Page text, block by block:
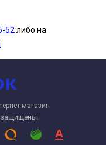
52 либо на
магазин
защищены.